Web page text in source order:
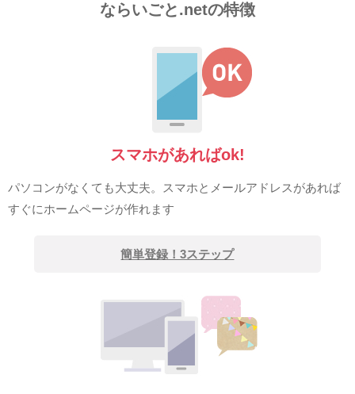
ならいごと.netの特徴
スマホがあればok!
パソコンがなくても大丈夫。スマホとメールアドレスがあれば
すぐにホームページが作れます
簡単登録！3ステップ